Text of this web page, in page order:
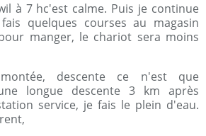
à 7 hc'est calme. Puis je continue
quelques courses au magasin
manger, le chariot sera moins
descente ce n'est que
longue descente 3 km après
service, je fais le plein d'eau.